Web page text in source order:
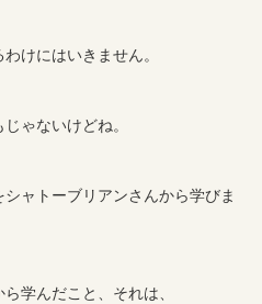
けにはいきません。
ゃないけどね。
ャトーブリアンさんから学びま
学んだこと、それは、